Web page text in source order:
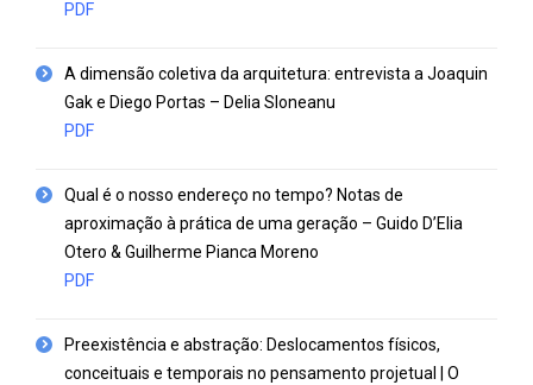
PDF
A dimensão coletiva da arquitetura: entrevista a Joaquin
Gak e Diego Portas – Delia Sloneanu
PDF
Qual é o nosso endereço no tempo? Notas de
aproximação à prática de uma geração – Guido D’Elia
Otero & Guilherme Pianca Moreno
PDF
Preexistência e abstração: Deslocamentos físicos,
conceituais e temporais no pensamento projetual | O